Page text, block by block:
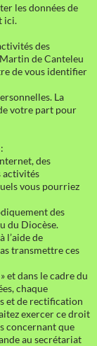
les données de
ici.
des
de Canteleu
de vous identifier
La
votre part pour
des
activités
vous pourriez
des
du Diocèse.
l’aide de
transmettre ces
et dans le cadre du
chaque
et de rectification
exercer ce droit
concernant que
au secrétariat